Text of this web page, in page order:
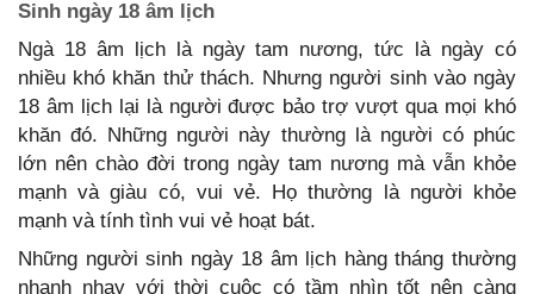
Sinh ngày 18 âm lịch
Ngà 18 âm lịch là ngày tam nương, tức là ngày có
nhiều khó khăn thử thách. Nhưng người sinh vào ngày
18 âm lịch lại là người được bảo trợ vượt qua mọi khó
khăn đó. Những người này thường là người có phúc
lớn nên chào đời trong ngày tam nương mà vẫn khỏe
mạnh và giàu có, vui vẻ. Họ thường là người khỏe
mạnh và tính tình vui vẻ hoạt bát.
Những người sinh ngày 18 âm lịch hàng tháng thường
nhanh nhạy với thời cuộc có tầm nhìn tốt nên càng